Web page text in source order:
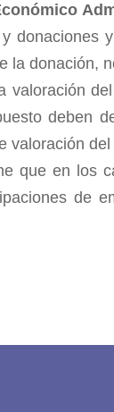
donaciones
la donación,
valoración
deben
valoración
que en los
de